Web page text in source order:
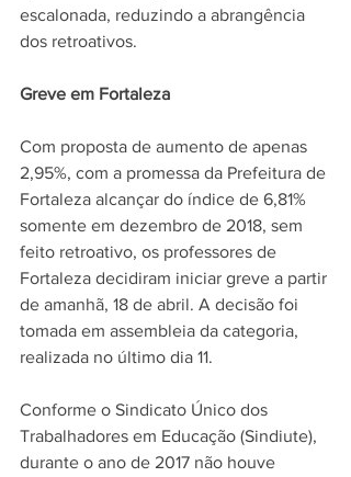
escalonada, reduzindo a abrangência
dos retroativos.
Greve em Fortaleza
Com proposta de aumento de apenas
2,95%, com a promessa da Prefeitura de
Fortaleza alcançar do índice de 6,81%
somente em dezembro de 2018, sem
feito retroativo, os professores de
Fortaleza decidiram iniciar greve a partir
de amanhã, 18 de abril. A decisão foi
tomada em assembleia da categoria,
realizada no último dia 11.
Conforme o Sindicato Único dos
Trabalhadores em Educação (Sindiute),
durante o ano de 2017 não houve